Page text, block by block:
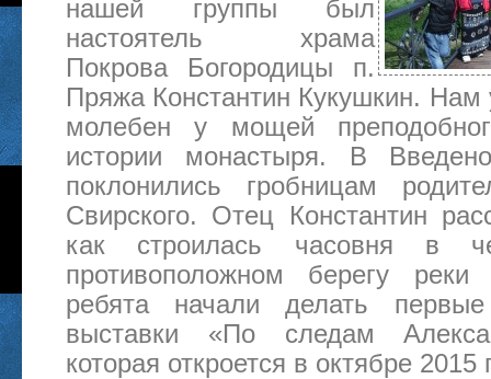
нашей группы был
настоятель храма
Покрова Богородицы п.
Пряжа Константин Кукушкин. Нам
молебен у мощей
истории монастыря. В
поклонились гробницам
Свирского. Отец Константин
как строилась часовня в
противоположном берегу
ребята начали делать
выставки «По следам
которая откроется в октябре 2015